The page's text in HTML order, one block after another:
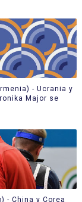
- Ucrania y
Major se
- China y Corea